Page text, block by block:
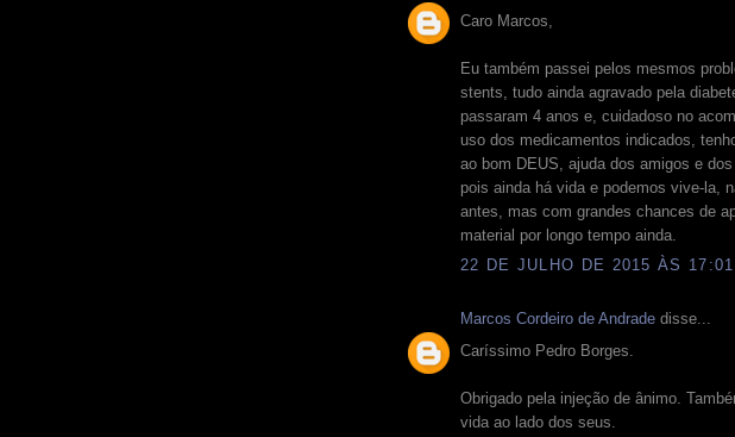
Caro Marcos,
Eu também passei pelos mesmos
stents, tudo ainda agravado pela
passaram 4 anos e, cuidadoso no
uso dos medicamentos indicados,
ao bom DEUS, ajuda dos amigos e
pois ainda há vida e podemos vive-la,
antes, mas com grandes chances de
material por longo tempo ainda.
22 DE JULHO DE 2015 ÀS 17:01
Marcos Cordeiro de Andrade disse...
Caríssimo Pedro Borges.
Obrigado pela injeção de ânimo.
vida ao lado dos seus.